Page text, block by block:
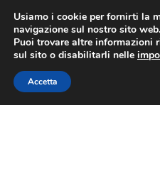
Lun-Ven 9:00 -
Vai
alla
navigazione
Vai
al
contenuto
Usiamo i cookie per fornirti la
navigazione sul nostro sito web.
Puoi trovare altre informazioni
sul sito o disabilitarli nelle
Accetta